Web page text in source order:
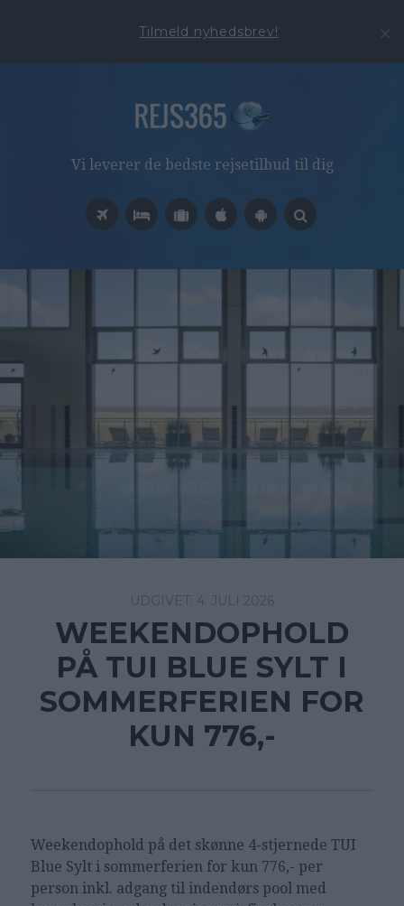
Tilmeld nyhedsbrev!
Vi leverer de bedste rejsetilbud til dig
4. JULI 2026
WEEKENDOPHOLD
PÅ TUI BLUE SYLT I
SOMMERFERIEN FOR
KUN 776,-
Weekendophold på det skønne 4-stjernede TUI
Blue Sylt i sommerferien for kun 776,- per
person inkl. adgang til indendørs pool med